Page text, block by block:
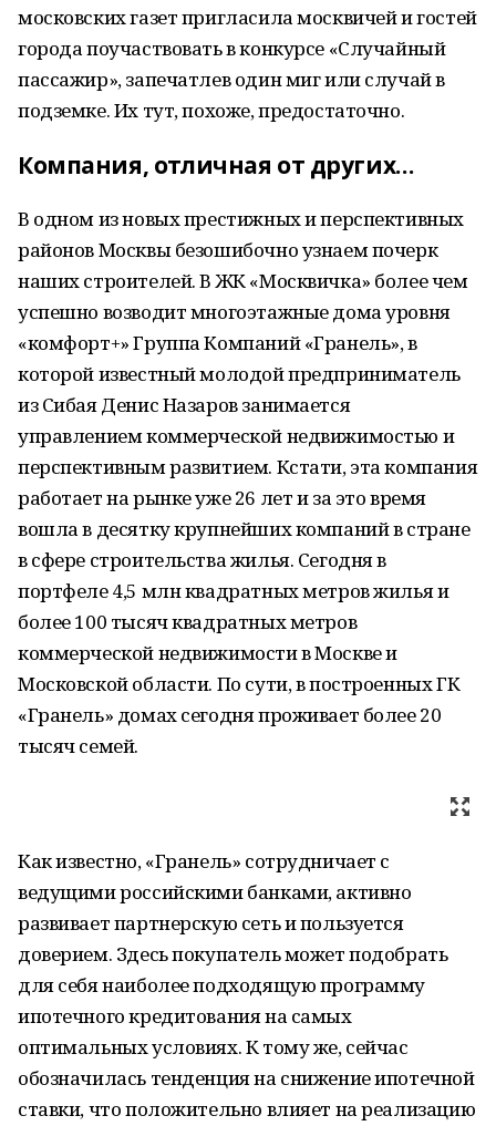
московских газет пригласила москвичей и гостей
города поучаствовать в конкурсе «Случайный
пассажир», запечатлев один миг или случай в
подземке. Их тут, похоже, предостаточно.
Компания, отличная от других…
В одном из новых престижных и перспективных
районов Москвы безошибочно узнаем почерк
наших строителей. В ЖК «Москвичка» более чем
успешно возводит многоэтажные дома уровня
«комфорт+» Группа Компаний «Гранель», в
которой известный молодой предприниматель
из Сибая Денис Назаров занимается
управлением коммерческой недвижимостью и
перспективным развитием. Кстати, эта компания
работает на рынке уже 26 лет и за это время
вошла в десятку крупнейших компаний в стране
в сфере строительства жилья. Сегодня в
портфеле 4,5 млн квадратных метров жилья и
более 100 тысяч квадратных метров
коммерческой недвижимости в Москве и
Московской области. По сути, в построенных ГК
«Гранель» домах сегодня проживает более 20
тысяч семей.
Как известно, «Гранель» сотрудничает с
ведущими российскими банками, активно
развивает партнерскую сеть и пользуется
доверием. Здесь покупатель может подобрать
для себя наиболее подходящую программу
ипотечного кредитования на самых
оптимальных условиях. К тому же, сейчас
обозначилась тенденция на снижение ипотечной
ставки, что положительно влияет на реализацию